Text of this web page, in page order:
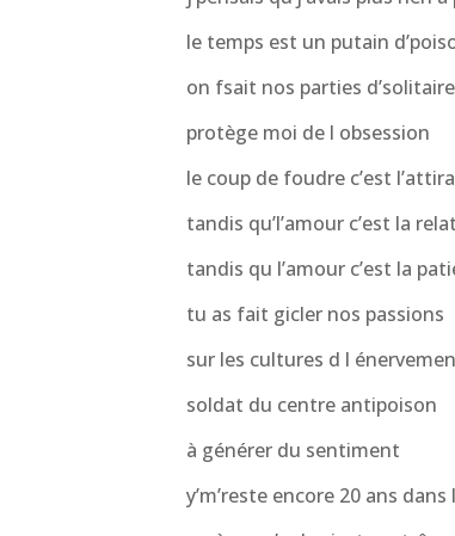
le temps est un putain
on fsait nos parties
protège moi de l obsession
le coup de foudre c’est
tandis qu’l’amour c’est la
tandis qu l’amour c’est la
tu as fait gicler nos passions
sur les cultures d l
soldat du centre antipoison
à générer du sentiment
y’m’reste encore 20 ans dans